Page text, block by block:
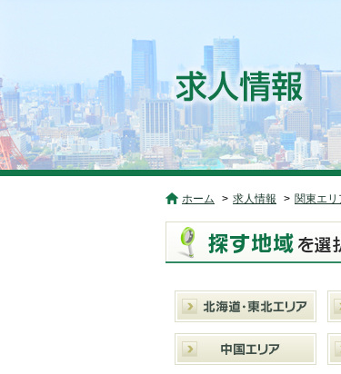
ホーム 求人情報 関東エリ